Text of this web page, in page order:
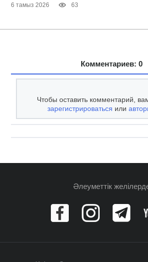
6 тамыз 2026 63
Комментариев: 0
Чтобы оставить комментарий,
зарегистрироваться или
Әлеуметтік